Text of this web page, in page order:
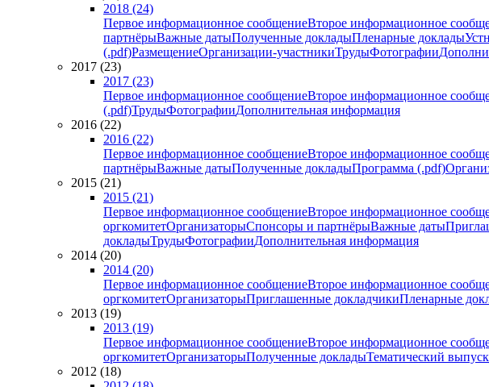
2018 (24)
Первое информационное сообщениеВторое информационное
партнёрыВажные датыПолученные докладыПленарные доклады
(.pdf)РазмещениеОрганизации-участникиТрудыФотографии
2017 (23)
2017 (23)
Первое информационное сообщениеВторое информационное
(.pdf)ТрудыФотографииДополнительная информация
2016 (22)
2016 (22)
Первое информационное сообщениеВторое информационное
партнёрыВажные датыПолученные докладыПрограмма (.pdf)
2015 (21)
2015 (21)
Первое информационное сообщениеВторое информационное
оргкомитетОрганизаторыСпонсоры и партнёрыВажные даты
докладыТрудыФотографииДополнительная информация
2014 (20)
2014 (20)
Первое информационное сообщениеВторое информационное
оргкомитетОрганизаторыПриглашенные докладчикиПленарные
2013 (19)
2013 (19)
Первое информационное сообщениеВторое информационное
оргкомитетОрганизаторыПолученные докладыТематический выпуск
2012 (18)